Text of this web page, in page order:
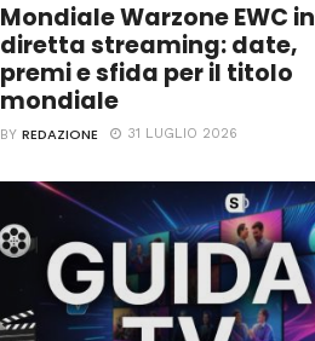
Mondiale Warzone EWC in
diretta streaming: date,
premi e sfida per il titolo
mondiale
BYREDAZIONE 31 LUGLIO 2026